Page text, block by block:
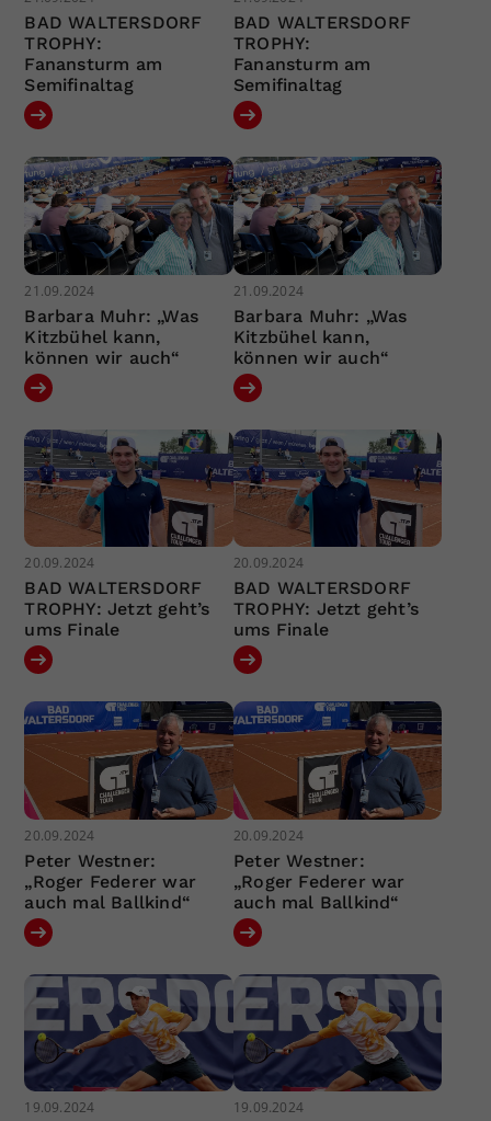
BAD WALTERSDORF
TROPHY:
Fanansturm am
Semifinaltag
BAD WALTERSDORF
TROPHY:
Fanansturm am
Semifinaltag
21.09.2024
Barbara Muhr: „Was
Kitzbühel kann,
können wir auch“
21.09.2024
Barbara Muhr: „Was
Kitzbühel kann,
können wir auch“
20.09.2024
BAD WALTERSDORF
TROPHY: Jetzt geht’s
ums Finale
20.09.2024
BAD WALTERSDORF
TROPHY: Jetzt geht’s
ums Finale
20.09.2024
Peter Westner:
„Roger Federer war
auch mal Ballkind“
20.09.2024
Peter Westner:
„Roger Federer war
auch mal Ballkind“
19.09.2024 19.09.2024